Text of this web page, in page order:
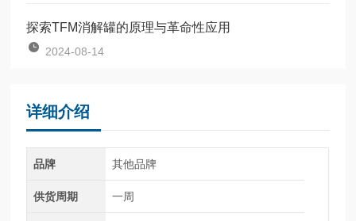
探索TFM消解罐的原理与革命性应用
2024-08-14
详细介绍
品牌 其他品牌
供货周期 一周